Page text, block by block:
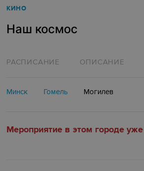
КИНО
Наш космос
РАСПИСАНИЕ ОПИСАНИЕ
Минск Гомель Могилев
Мероприятие в этом городе